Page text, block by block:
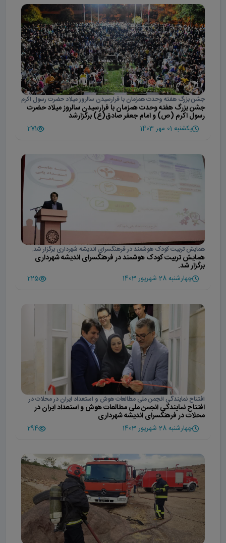
جشن بزرگ هفته وحدت همزمان با فرارسیدن سالروز میلاد حضرت رسول اکرم
(ص) و امام جعفر صادق(ع) برگزارشد
جشن بزرگ هفته وحدت همزمان با فرارسیدن سالروز میلاد حضرت
رسول اکرم (ص) و امام جعفر صادق(ع) برگزارشد
یکشنبه 01 مهر 1403 271
همایش تربیت کودک هوشمند در فرهنگسرای اندیشه شهرداری برگزار شد.
همایش تربیت کودک هوشمند در فرهنگسرای اندیشه شهرداری
برگزار شد.
چهارشنبه 28 شهریور 1403 225
افتتاح نمایندگی انجمن ملی مطالعات هوش و استعداد ایران در محلات در
فرهنگسرای اندیشه شهرداری
افتتاح نمایندگی انجمن ملی مطالعات هوش و استعداد ایران در
محلات در فرهنگسرای اندیشه شهرداری
چهارشنبه 28 شهریور 1403 294